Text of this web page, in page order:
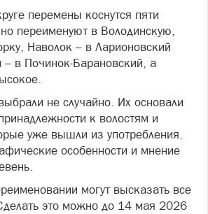
перемены коснутся пяти
переименуют в Володинскую,
Наволок – в Ларионовский
– в Починок-Барановский, а
не случайно. Их основали
к волостям и
уже вышли из употребления.
особенности и мнение
могут высказать все
это можно до 14 мая 2026